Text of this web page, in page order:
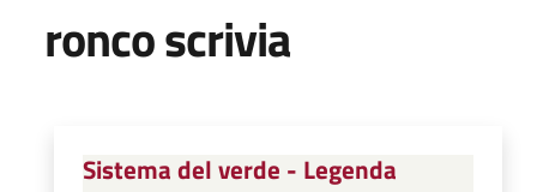
ronco scrivia
Sistema del verde - Legenda